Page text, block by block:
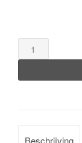
Aluminium
jaloezieën
35
Beschrijving